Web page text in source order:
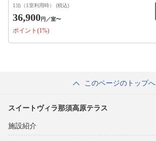
1泊（1室利用時） (税込)
36,900円 ／室〜
ポイント(1%)
このページのトップへ
スイートヴィラ那須高原テラス
施設紹介